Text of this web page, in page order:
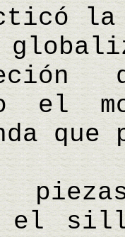
la
el
que
el